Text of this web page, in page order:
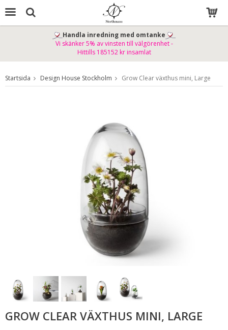
Produkten har blivit tillagd i varukorgen
Handla inredning med omtanke
Vi skänker 5% av vinsten till välgörenhet -
Hittills 185152 kr insamlat
Startsida Design House Stockholm Grow Clear växthus mini, Large
GROW CLEAR VÄXTHUS MINI, LARGE